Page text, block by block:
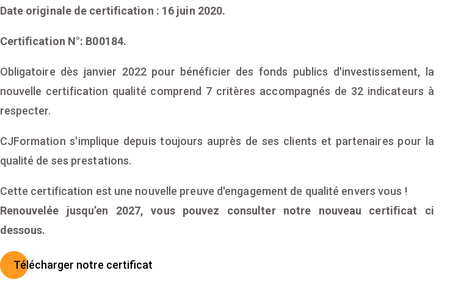
Date originale de certification : 16 juin 2020.
Certification N°: B00184.
Obligatoire dès janvier 2022 pour bénéficier des fonds publics d'investissement, la
nouvelle certification qualité comprend 7 critères accompagnés de 32 indicateurs à
respecter.
CJFormation s'implique depuis toujours auprès de ses clients et partenaires pour la
qualité de ses prestations.
Cette certification est une nouvelle preuve d'engagement de qualité envers vous !
Renouvelée jusqu’en 2027, vous pouvez consulter notre nouveau certificat ci
dessous.
Télécharger notre certificat